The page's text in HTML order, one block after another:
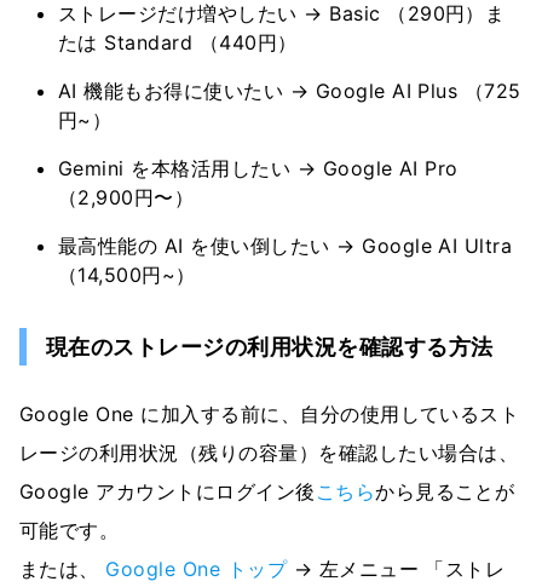
ストレージだけ増やしたい → Basic （290円）ま
たは Standard （440円）
AI 機能もお得に使いたい → Google AI Plus （725
円~）
Gemini を本格活用したい → Google AI Pro
（2,900円〜）
最高性能の AI を使い倒したい → Google AI Ultra
（14,500円~）
現在のストレージの利用状況を確認する方法
Google One に加入する前に、自分の使用しているスト
レージの利用状況（残りの容量）を確認したい場合は、
Google アカウントにログイン後 こちらから見ることが
可能です。
または、 Google One トップ→ 左メニュー 「ストレ